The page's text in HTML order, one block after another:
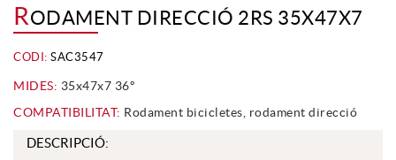
RODAMENT DIRECCIÓ 2RS 35X47X7
CODI: SAC3547
MIDES: 35x47x7 36º
COMPATIBILITAT: Rodament bicicletes, rodament direcció
DESCRIPCIÓ: